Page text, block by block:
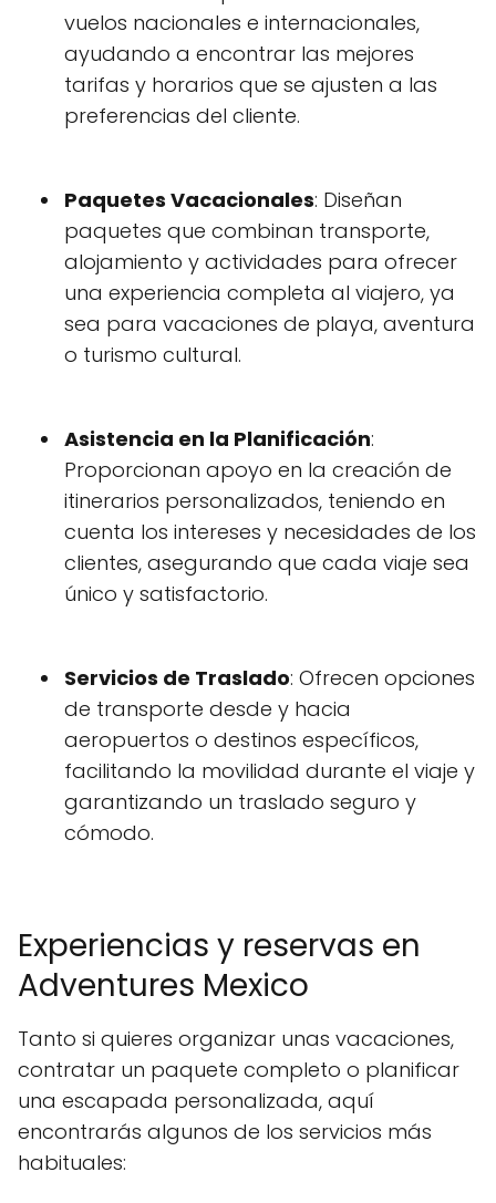
vuelos nacionales e internacionales,
ayudando a encontrar las mejores
tarifas y horarios que se ajusten a las
preferencias del cliente.
Paquetes Vacacionales: Diseñan
paquetes que combinan transporte,
alojamiento y actividades para ofrecer
una experiencia completa al viajero, ya
sea para vacaciones de playa, aventura
o turismo cultural.
Asistencia en la Planificación:
Proporcionan apoyo en la creación de
itinerarios personalizados, teniendo en
cuenta los intereses y necesidades de los
clientes, asegurando que cada viaje sea
único y satisfactorio.
Servicios de Traslado: Ofrecen opciones
de transporte desde y hacia
aeropuertos o destinos específicos,
facilitando la movilidad durante el viaje y
garantizando un traslado seguro y
cómodo.
Experiencias y reservas en
Adventures Mexico
Tanto si quieres organizar unas vacaciones,
contratar un paquete completo o planificar
una escapada personalizada, aquí
encontrarás algunos de los servicios más
habituales: